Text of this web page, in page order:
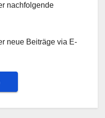
nachfolgende
neue Beiträge via E-